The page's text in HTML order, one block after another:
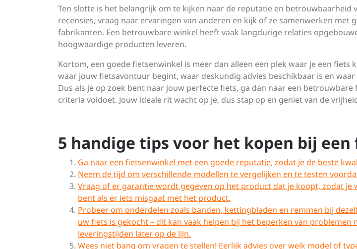
Ten slotte is het belangrijk om te kijken naar de reputatie en betrouwbaarheid
recensies, vraag naar ervaringen van anderen en kijk of ze samenwerken met
fabrikanten. Een betrouwbare winkel heeft vaak langdurige relaties
hoogwaardige producten leveren.
Kortom, een goede fietsenwinkel is meer dan alleen een plek waar je een fiets
waar jouw fietsavontuur begint, waar deskundig advies beschikbaar is en
Dus als je op zoek bent naar jouw perfecte fiets, ga dan naar een betrouwbare
criteria voldoet. Jouw ideale rit wacht op je, dus stap op en geniet van de
5 handige tips voor het kopen bij
Ga naar een fietsenwinkel met een goede reputatie, zodat je de beste
Neem de tijd om verschillende modellen te vergelijken en te testen
Vraag of er garantie wordt gegeven op het product dat je koopt, zodat je
bent als er iets misgaat met het product.
Probeer om onderdelen zoals banden, kettingbladen en remmen bij
uw fiets is gekocht – dit kan vaak helpen bij het beperken van problemen
leveringstijden later op de lijn.
Wees niet bang om vragen te stellen! Eerlijk advies over welk model of